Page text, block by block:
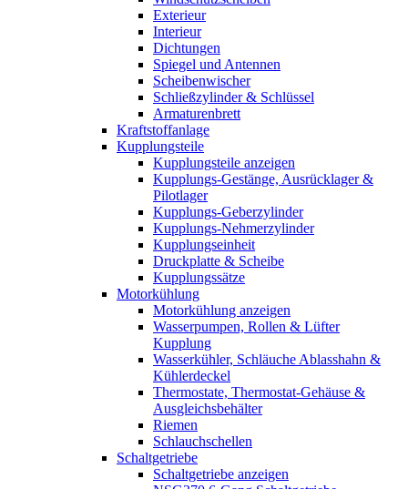
Exterieur
Interieur
Dichtungen
Spiegel und Antennen
Scheibenwischer
Schließzylinder & Schlüssel
Armaturenbrett
Kraftstoffanlage
Kupplungsteile
Kupplungsteile anzeigen
Kupplungs-Gestänge, Ausrücklager &
Pilotlager
Kupplungs-Geberzylinder
Kupplungs-Nehmerzylinder
Kupplungseinheit
Druckplatte & Scheibe
Kupplungssätze
Motorkühlung
Motorkühlung anzeigen
Wasserpumpen, Rollen & Lüfter
Kupplung
Wasserkühler, Schläuche Ablasshahn &
Kühlerdeckel
Thermostate, Thermostat-Gehäuse &
Ausgleichsbehälter
Riemen
Schlauchschellen
Schaltgetriebe
Schaltgetriebe anzeigen